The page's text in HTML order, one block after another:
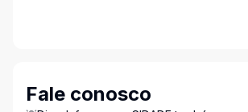
Fale conosco